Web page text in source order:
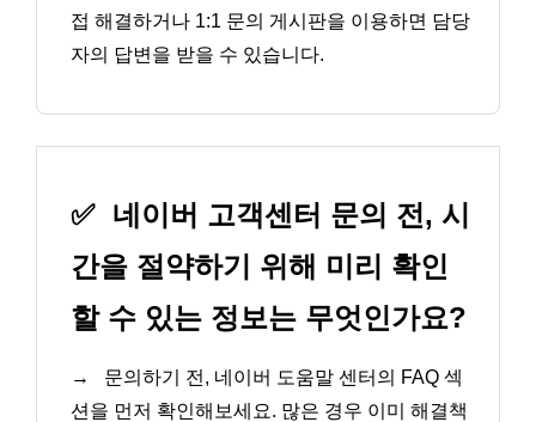
접 해결하거나 1:1 문의 게시판을 이용하면 담당
자의 답변을 받을 수 있습니다.
✅ 네이버 고객센터 문의 전, 시
간을 절약하기 위해 미리 확인
할 수 있는 정보는 무엇인가요?
→
문의하기 전, 네이버 도움말 센터의 FAQ 섹
션을 먼저 확인해보세요. 많은 경우 이미 해결책